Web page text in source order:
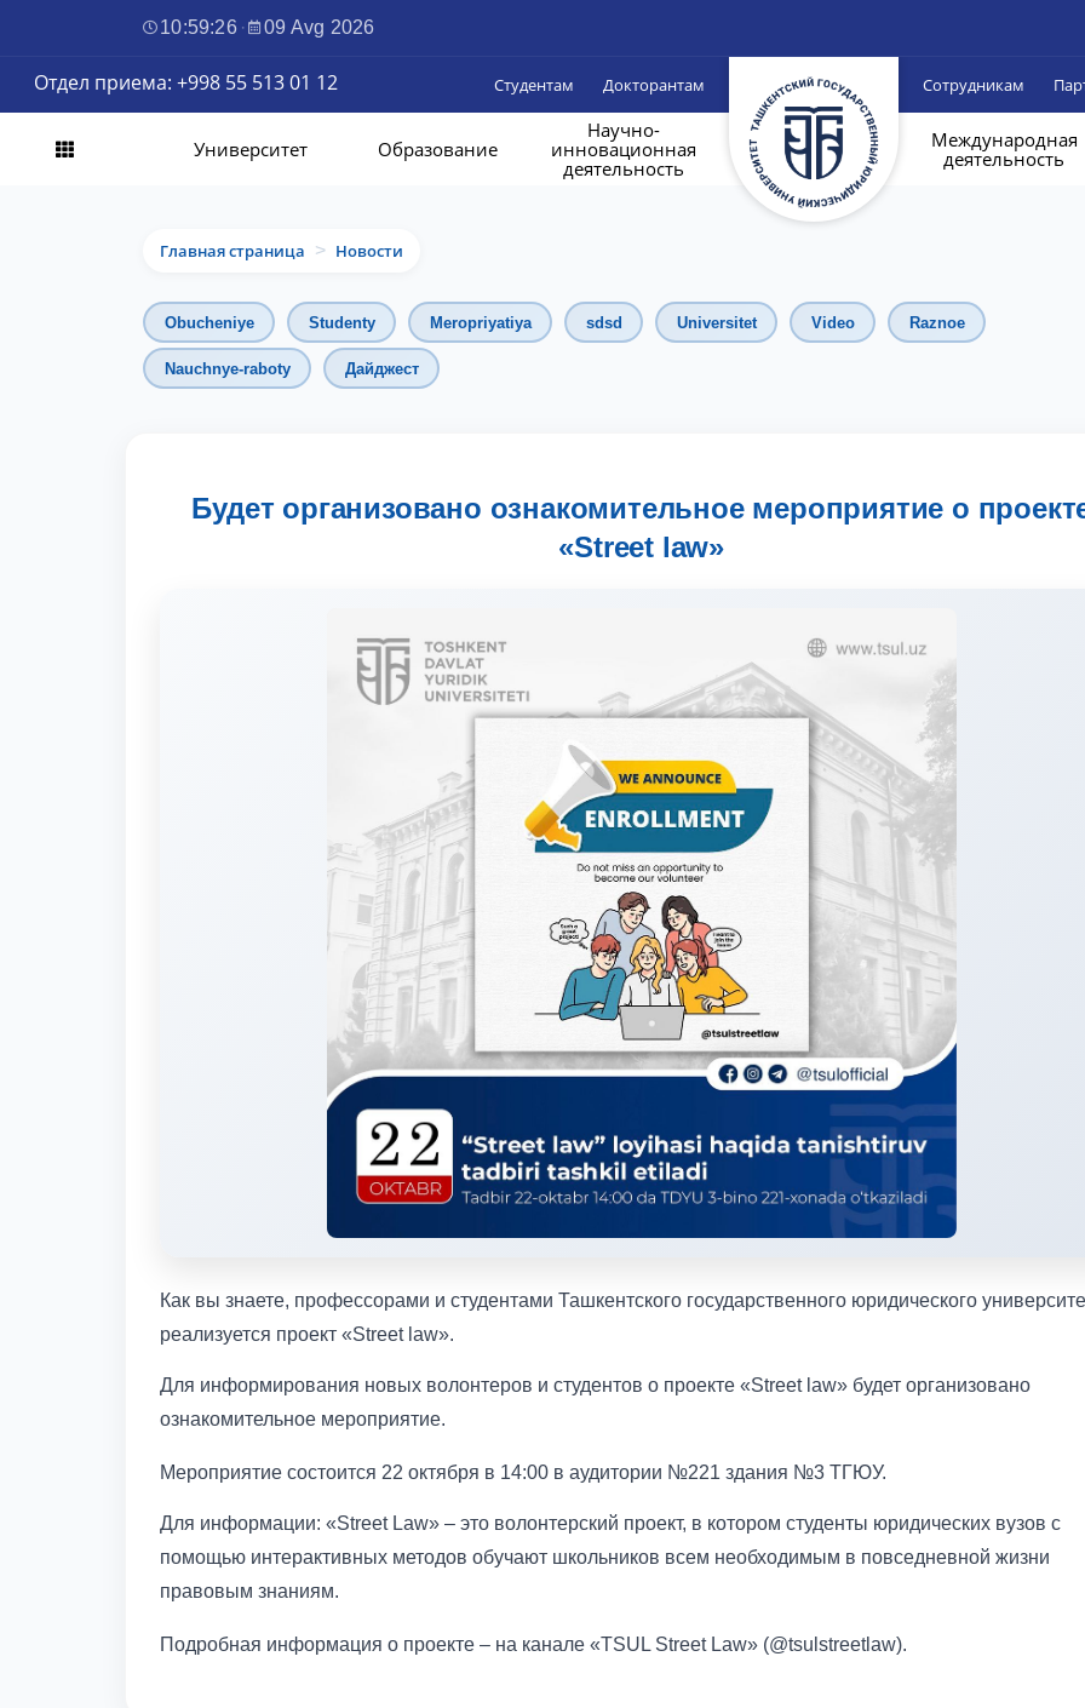
10:59:27 · 09 Avg 2026
Отдел приема: +998 55 513 01 12 Студентам Докторантам Сотрудникам
Университет Образование
Научно-
инновационная
деятельность
Международная
деятельность
Главная страница > Новости
Obucheniye Studenty Meropriyatiya sdsd Universitet Video Raznoe
Nauchnye-raboty Дайджест
Будет организовано ознакомительное мероприятие о
«Street law»
Как вы знаете, профессорами и студентами Ташкентского государственного юридического
реализуется проект «Street law».
Для информирования новых волонтеров и студентов о проекте «Street law» будет организовано
ознакомительное мероприятие.
Мероприятие состоится 22 октября в 14:00 в аудитории №221 здания №3 ТГЮУ.
Для информации: «Street Law» – это волонтерский проект, в котором студенты юридических вузов с
помощью интерактивных методов обучают школьников всем необходимым в повседневной жизни
правовым знаниям.
Подробная информация о проекте – на канале «TSUL Street Law» (@tsulstreetlaw).